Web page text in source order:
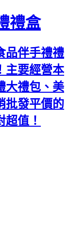
禮盒
品伴手禮禮
主要經營本
大禮包、美
批發平價的
值！